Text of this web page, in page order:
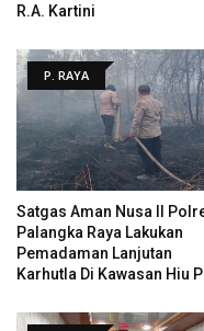
R.A. Kartini
P. RAYA
Satgas Aman Nusa II
Palangka Raya Lakukan
Pemadaman Lanjutan
Karhutla Di Kawasan Hiu